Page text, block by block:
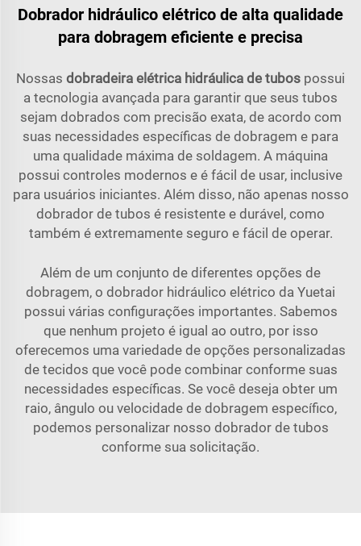
Dobrador hidráulico elétrico de alta qualidade
para dobragem eficiente e precisa
Nossas dobradeira elétrica hidráulica de tubos possui
a tecnologia avançada para garantir que seus tubos
sejam dobrados com precisão exata, de acordo com
suas necessidades específicas de dobragem e para
uma qualidade máxima de soldagem. A máquina
possui controles modernos e é fácil de usar, inclusive
para usuários iniciantes. Além disso, não apenas nosso
dobrador de tubos é resistente e durável, como
também é extremamente seguro e fácil de operar.
Além de um conjunto de diferentes opções de
dobragem, o dobrador hidráulico elétrico da Yuetai
possui várias configurações importantes. Sabemos
que nenhum projeto é igual ao outro, por isso
oferecemos uma variedade de opções personalizadas
de tecidos que você pode combinar conforme suas
necessidades específicas. Se você deseja obter um
raio, ângulo ou velocidade de dobragem específico,
podemos personalizar nosso dobrador de tubos
conforme sua solicitação.